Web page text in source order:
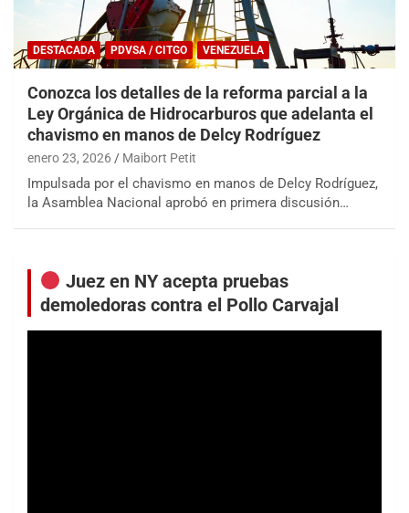
DESTACADA PDVSA / CITGO VENEZUELA
Conozca los detalles de la reforma parcial a la
Ley Orgánica de Hidrocarburos que adelanta el
chavismo en manos de Delcy Rodríguez
enero 23, 2026 Maibort Petit
Impulsada por el chavismo en manos de Delcy Rodríguez,
la Asamblea Nacional aprobó en primera discusión…
Juez en NY acepta pruebas
demoledoras contra el Pollo Carvajal